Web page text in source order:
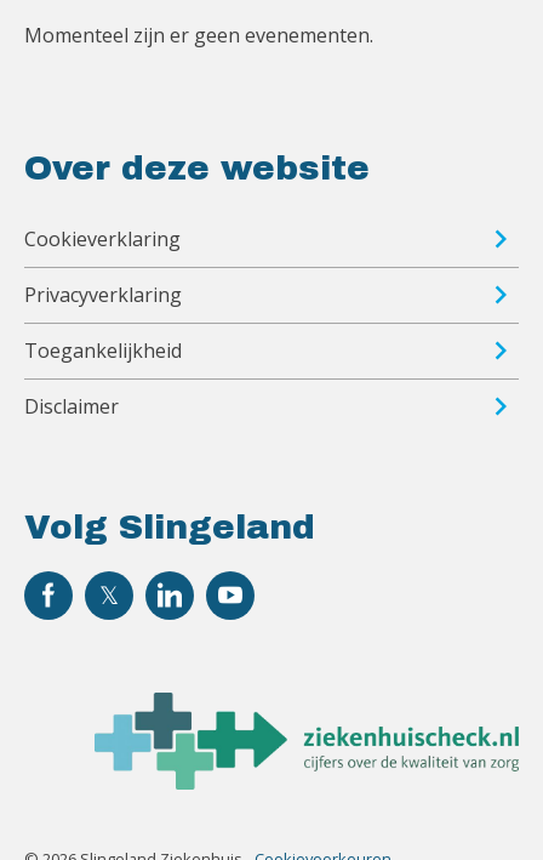
Volg Slingeland
Momenteel zijn er geen evenementen.
Over deze website
Cookieverklaring
Privacyverklaring
Toegankelijkheid
Disclaimer